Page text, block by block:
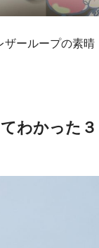
ザーループの素晴
わかった３